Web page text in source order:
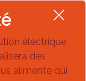
électrique
des
alimente qui